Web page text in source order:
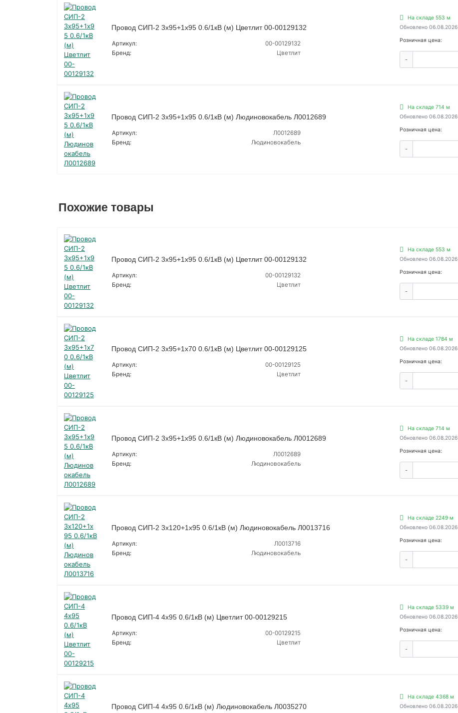
Провод СИП-2 3х95+1х95 0.6/1кВ (м) Цветлит 00-00129132
Артикул:
00-00129132
Бренд:
Цветлит
На складе 553 м
Обновлено 06.08.2026
Розничная цена:
-
Провод СИП-2 3х95+1х95 0.6/1кВ (м) Людиновокабель Л0012689
Артикул:
Л0012689
Бренд:
Людиновокабель
На складе 714 м
Обновлено 06.08.2026
Розничная цена:
-
Похожие товары
Провод СИП-2 3х95+1х95 0.6/1кВ (м) Цветлит 00-00129132
Артикул:
00-00129132
Бренд:
Цветлит
На складе 553 м
Обновлено 06.08.2026
Розничная цена:
-
Провод СИП-2 3х95+1х70 0.6/1кВ (м) Цветлит 00-00129125
Артикул:
00-00129125
Бренд:
Цветлит
На складе 1784 м
Обновлено 06.08.2026
Розничная цена:
-
Провод СИП-2 3х95+1х95 0.6/1кВ (м) Людиновокабель Л0012689
Артикул:
Л0012689
Бренд:
Людиновокабель
На складе 714 м
Обновлено 06.08.2026
Розничная цена:
-
Провод СИП-2 3х120+1х95 0.6/1кВ (м) Людиновокабель Л0013716
Артикул:
Л0013716
Бренд:
Людиновокабель
На складе 2249 м
Обновлено 06.08.2026
Розничная цена:
-
Провод СИП-4 4х95 0.6/1кВ (м) Цветлит 00-00129215
Артикул:
00-00129215
Бренд:
Цветлит
На складе 5339 м
Обновлено 06.08.2026
Розничная цена:
-
Провод СИП-4 4х95 0.6/1кВ (м) Людиновокабель Л0035270
На складе 4368 м
Обновлено 06.08.2026